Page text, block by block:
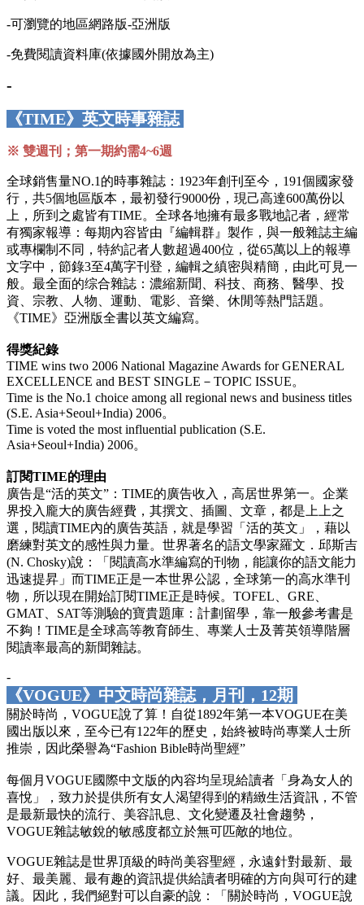
-可瀏覽的地區網路版-亞洲版
-免費閱讀資料庫(依據國外開放為主)
-
《TIME》英文時事雜誌
※ 雙週刊；第一期約需4~6週
全球銷售量NO.1的時事雜誌：1923年創刊至今，191個國家發
行，共5個地區版本，最初發行9000份，現己高達600萬份以
上，所到之處皆有TIME。全球各地擁有最多戰地記者，經常
有獨家報導：每期內容皆由『編輯群』製作，與一般雜誌主編
或專欄制不同，特約記者人數超過400位，從65萬以上的報導
文字中，節錄3至4萬字刊登，編輯之縝密與精簡，由此可見一
般。最全面的综合雜誌：濃縮新聞、科技、商務、醫學、投
資、宗教、人物、運動、電影、音樂、休閒等熱門話題。
《TIME》亞洲版全書以英文編寫。
得獎紀錄
TIME wins two 2006 National Magazine Awards for GENERAL
EXCELLENCE and BEST SINGLE－TOPIC ISSUE。
Time is the No.1 choice among all regional news and business titles
(S.E. Asia+Seoul+India) 2006。
Time is voted the most influential publication (S.E.
Asia+Seoul+India) 2006。
訂閱TIME的理由
廣告是“活的英文”：TIME的廣告收入，高居世界第一。企業
界投入龐大的廣告經費，其撰文、插圖、文章，都是上上之
選，閱讀TIME內的廣告英語，就是學習「活的英文」，藉以
磨練對英文的感性與力量。世界著名的語文學家羅文．邱斯吉
(N. Chosky)說：「閱讀高水準編寫的刊物，能讓你的語文能力
迅速提昇」而TIME正是一本世界公認，全球第一的高水準刊
物，所以現在開始訂閱TIME正是時候。TOFEL、GRE、
GMAT、SAT等測驗的寶貴題庫：計劃留學，靠一般參考書是
不夠！TIME是全球高等教育師生、專業人士及菁英領導階層
閱讀率最高的新聞雜誌。
-
《VOGUE》中文時尚雜誌，月刊，12期
關於時尚，VOGUE說了算！自從1892年第一本VOGUE在美
國出版以來，至今已有122年的歷史，始終被時尚專業人士所
推崇，因此榮譽為“Fashion Bible時尚聖經”
每個月VOGUE國際中文版的內容均呈現給讀者「身為女人的
喜悅」，致力於提供所有女人渴望得到的精緻生活資訊，不管
是最新最快的流行、美容訊息、文化變遷及社會趨勢，
VOGUE雜誌敏銳的敏感度都立於無可匹敵的地位。
VOGUE雜誌是世界頂級的時尚美容聖經，永遠針對最新、最
好、最美麗、最有趣的資訊提供給讀者明確的方向與可行的建
議。因此，我們絕對可以自豪的說：「關於時尚，VOGUE說